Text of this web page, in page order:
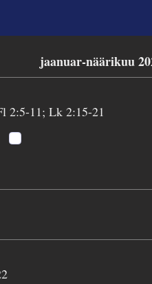
jaanuar-näärikuu
2:5-11; Lk 2:15-21